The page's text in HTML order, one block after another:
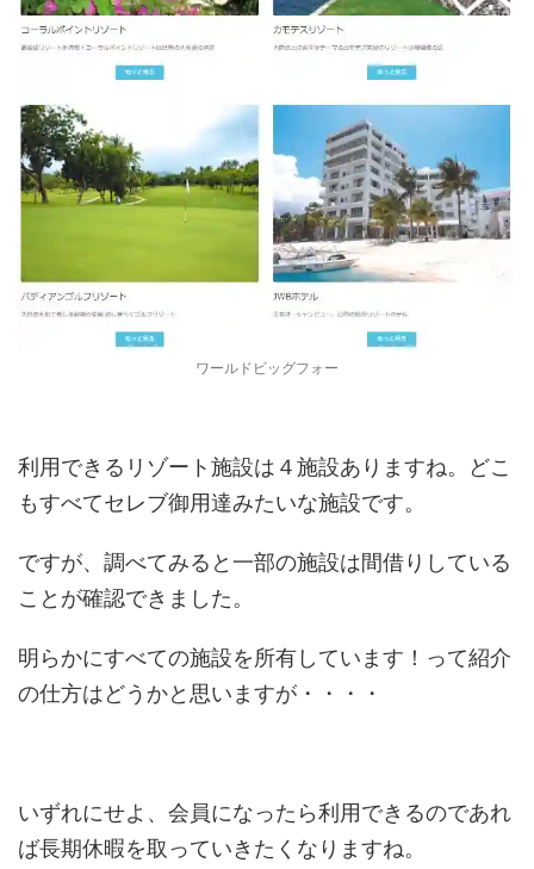
ワールドビッグフォー
利用できるリゾート施設は４施設ありますね。どこ
もすべてセレブ御用達みたいな施設です。
ですが、調べてみると一部の施設は間借りしている
ことが確認できました。
明らかにすべての施設を所有しています！って紹介
の仕方はどうかと思いますが・・・・
いずれにせよ、会員になったら利用できるのであれ
ば長期休暇を取っていきたくなりますね。